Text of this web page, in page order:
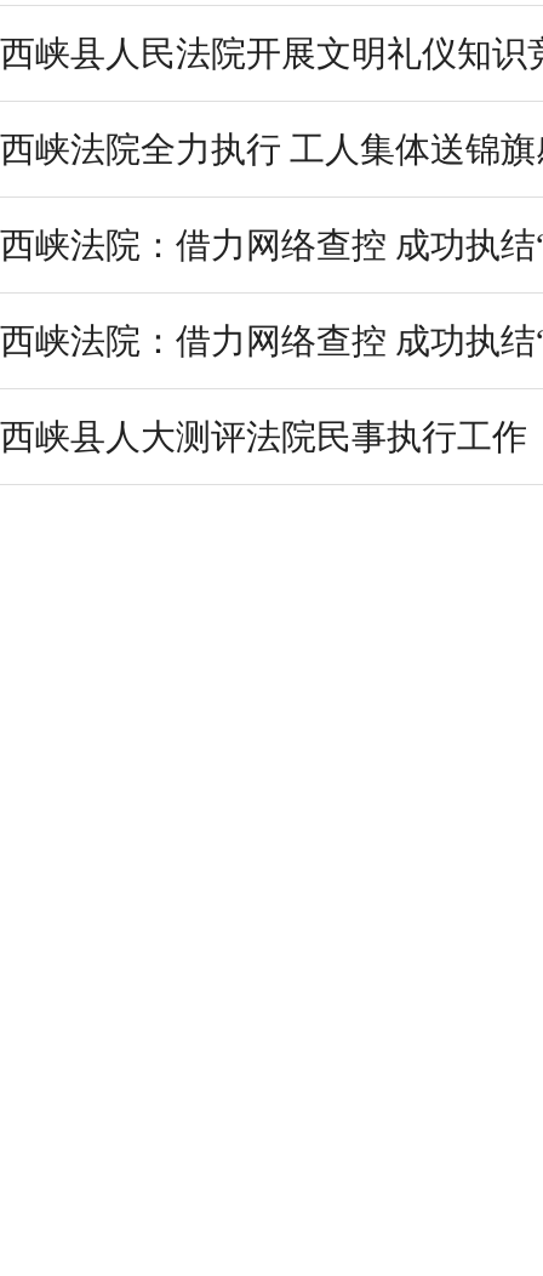
西峡县人民法院开展文明礼仪知识
西峡法院全力执行 工人集体送锦
西峡法院：借力网络查控 成功执结
西峡法院：借力网络查控 成功执结
西峡县人大测评法院民事执行工作